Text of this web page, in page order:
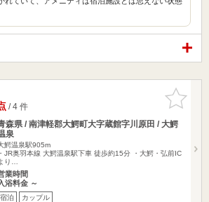
お気に入
りに追加
/ 4 件
森県 / 南津軽郡大鰐町大字蔵館字川原田 / 大鰐
泉
鰐温泉駅905m
・JR奥羽本線 大鰐温泉駅下車 徒歩約15分 ・大鰐・弘前IC
り…
業時間
浴料金 ～
宿泊 カップル